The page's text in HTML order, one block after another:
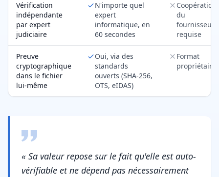
Vérification
indépendante
par expert
judiciaire
N'importe quel
expert
informatique, en
60 secondes
Coopération
du
fournisseur
requise
Preuve
cryptographique
dans le fichier
lui-même
Oui, via des
standards
ouverts (SHA-256,
OTS, eIDAS)
Format
propriétaire
« Sa valeur repose sur le fait qu'elle est auto-
vérifiable et ne dépend pas nécessairement